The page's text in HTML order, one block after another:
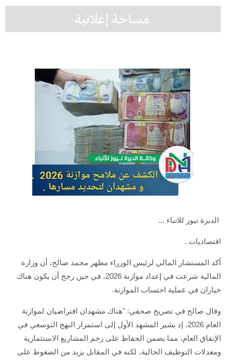
الديرة نيوز للانباء ...
اقتصاديات .
أكد المستشار المالي لرئيس الوزراء مظهر محمد صالح، أن وزارة
المالية شرعت في إعداد موازنة 2026، في حين رجح أن يكون هناك
خياران في عملية احتساب الموازنة.
وقال صالح في تصريح صحفي: "هناك مشهدان افتراضيان لموازنة
العام 2026، إذ يشير المشهد الأول إلى استمرار النهج التوسعي في
الإنفاق العام، مما يضمن الحفاظ على زخم المشاريع الاستثمارية
ومعدلات التوظيف الحالية، لكنه في المقابل يزيد من الضغوط على